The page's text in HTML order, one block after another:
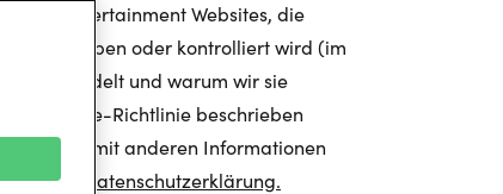
Entertainment Websites, die
betrieben oder kontrolliert wird (im
sich handelt und warum wir sie
Cookie-Richtlinie beschrieben
wir sie mit anderen Informationen
Datenschutzerklärung.